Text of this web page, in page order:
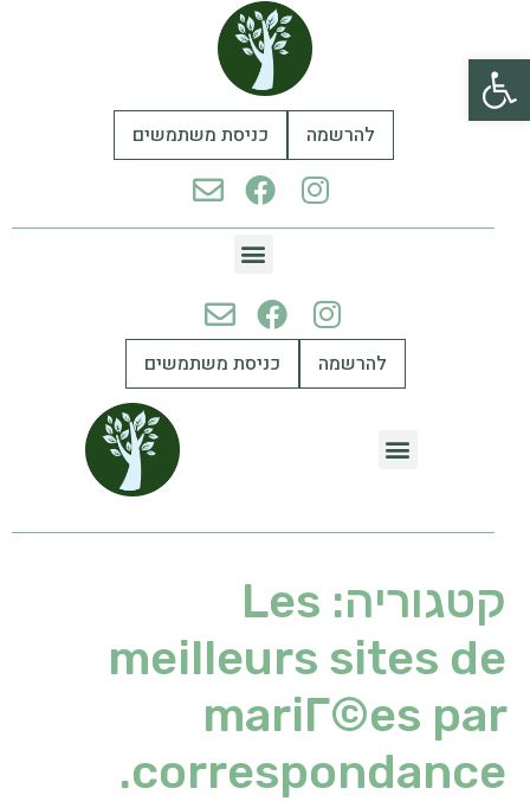
פתח סרגל נגישות
להרשמה כניסת משתמשים
להרשמה כניסת משתמשים
קטגוריה: Les
meilleurs sites de
mariГ©es par
correspondance.